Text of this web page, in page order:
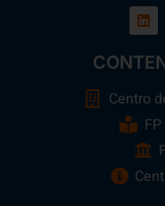
Centro